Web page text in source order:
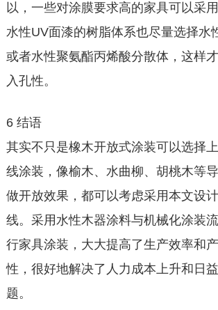
以，一些对涂膜要求高的家具可以采
水性UV面漆的树脂体系也尽量选择水
或者水性聚氨酯丙烯酸分散体，这样
入孔性。
6 结语
其实不只是橡木开放式涂装可以选择
线涂装，像榆木、水曲柳、胡桃木等
做开放效果，都可以考虑采用本文设
线。采用水性木器涂料与机械化涂装
行家具涂装，大大提高了生产效率和
性，很好地解决了人力成本上升和日
题。